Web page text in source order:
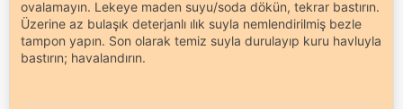
ovalamayın. Lekeye maden suyu/soda dökün, tekrar bastırın.
Üzerine az bulaşık deterjanlı ılık suyla nemlendirilmiş bezle
tampon yapın. Son olarak temiz suyla durulayıp kuru havluyla
bastırın; havalandırın.